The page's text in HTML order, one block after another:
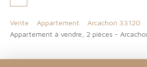
Vente Appartement
Arcachon 33120
Appartement à vendre, 2 pièces -